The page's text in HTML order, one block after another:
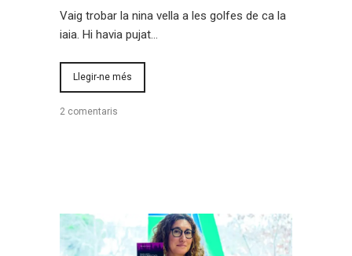
Vaig trobar la nina vella a les golfes de ca la
iaia. Hi havia pujat…
Llegir-ne més
2 comentaris